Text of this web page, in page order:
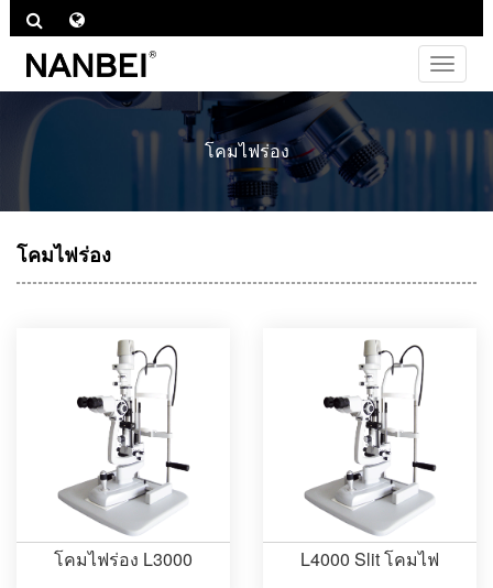
ไม่
ต้อง
ช่อง
โคมไฟร่อง
โคมไฟร่อง
โคมไฟร่อง L3000 L4000 Slit โคมไฟ